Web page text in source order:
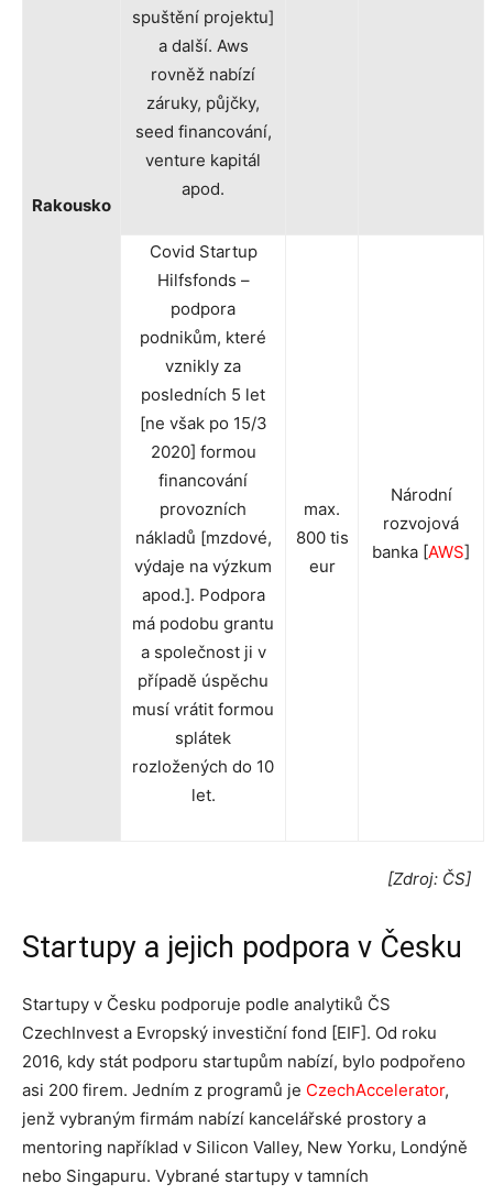
Rakousko
spuštění projektu]
a další. Aws
rovněž nabízí
záruky, půjčky,
seed financování,
venture kapitál
apod.
Covid Startup
Hilfsfonds –
podpora
podnikům, které
vznikly za
posledních 5 let
[ne však po 15/3
2020] formou
financování
provozních
nákladů [mzdové,
výdaje na výzkum
apod.]. Podpora
má podobu grantu
a společnost ji v
případě úspěchu
musí vrátit formou
splátek
rozložených do 10
let.
max.
800 tis
eur
Národní
rozvojová
banka [AWS]
[Zdroj: ČS]
Startupy a jejich podpora v Česku
Startupy v Česku podporuje podle analytiků ČS
CzechInvest a Evropský investiční fond [EIF]. Od roku
2016, kdy stát podporu startupům nabízí, bylo podpořeno
asi 200 firem. Jedním z programů je CzechAccelerator,
jenž vybraným firmám nabízí kancelářské prostory a
mentoring například v Silicon Valley, New Yorku, Londýně
nebo Singapuru. Vybrané startupy v tamních